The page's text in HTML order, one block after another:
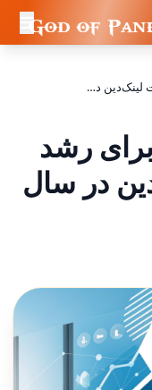
بهترین پنل SMM برای رشد صفحه شرکت لینک‌دین در سال ۲۰۲۵
بهترین پنل SMM برای رشد
در سال